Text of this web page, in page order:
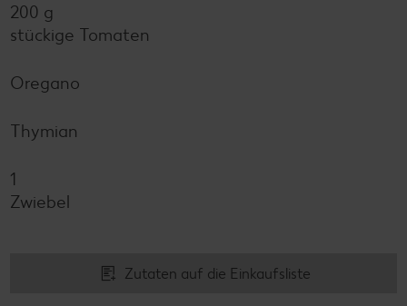
200 g
stückige Tomaten
Oregano
Thymian
1
Zwiebel
Zutaten auf die Einkaufsliste